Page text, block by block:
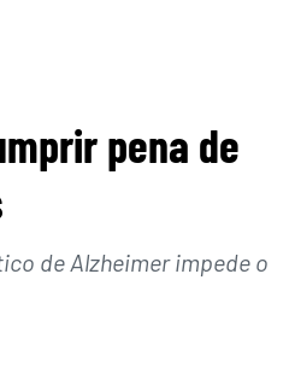
pena de
de Alzheimer impede o